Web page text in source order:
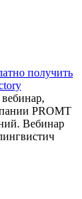
получить
PROMT
Вебинар